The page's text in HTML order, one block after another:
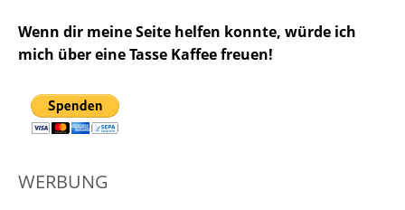
Wenn dir meine Seite helfen konnte, würde ich
mich über eine Tasse Kaffee freuen!
WERBUNG